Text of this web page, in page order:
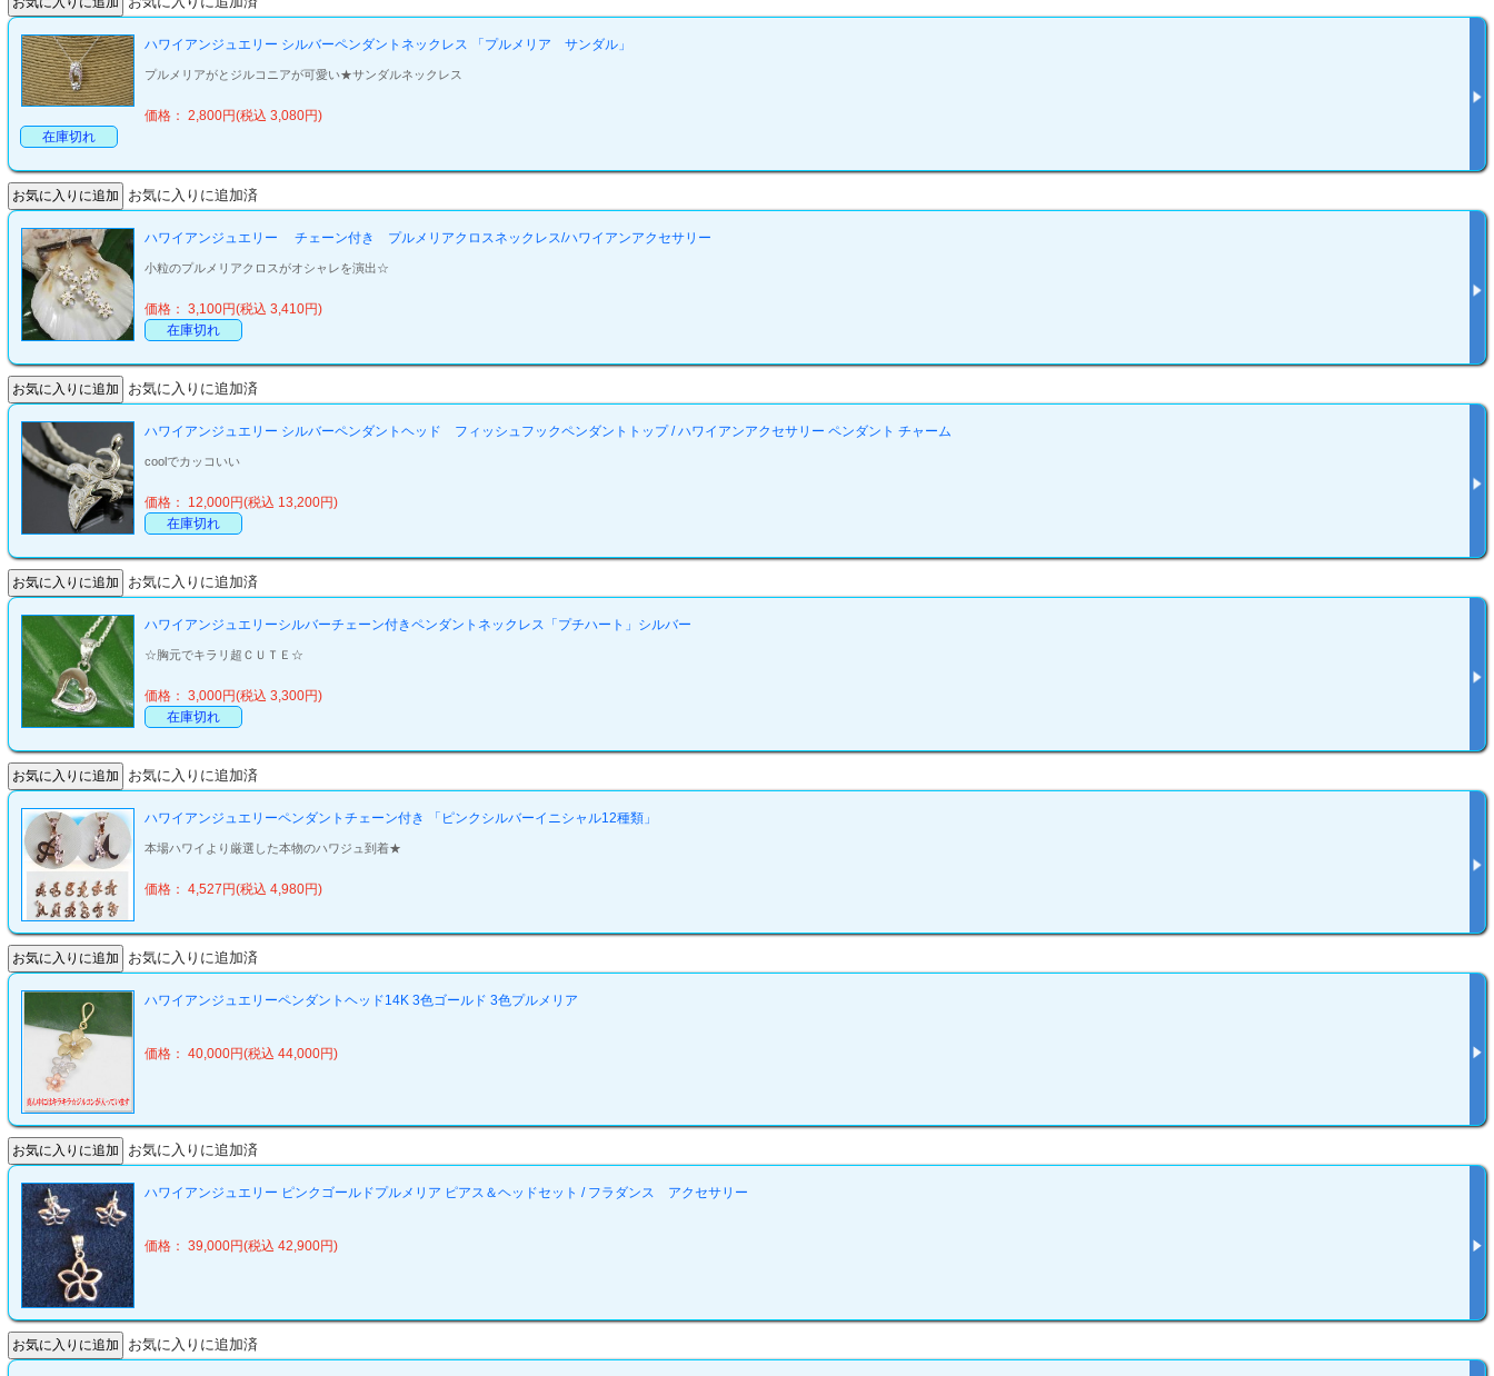
ハワイアンジュエリー シルバーペンダントネックレス 「プルメリア サンダル」
プルメリアがとジルコニアが可愛い★サンダルネックレス
価格： 2,800円(税込 3,080円)
在庫切れ
お気に入りに追加済
ハワイアンジュエリー チェーン付き プルメリアクロスネックレス/ハワイアンアクセサリー
小粒のプルメリアクロスがオシャレを演出☆
価格： 3,100円(税込 3,410円)
在庫切れ
お気に入りに追加済
ハワイアンジュエリー シルバーペンダントヘッド フィッシュフックペンダントトップ / ハワイアンアクセサリー ペンダント チャーム
coolでカッコいい
価格： 12,000円(税込 13,200円)
在庫切れ
お気に入りに追加済
ハワイアンジュエリーシルバーチェーン付きペンダントネックレス「プチハート」シルバー
☆胸元でキラリ超ＣＵＴＥ☆
価格： 3,000円(税込 3,300円)
在庫切れ
お気に入りに追加済
ハワイアンジュエリーペンダントチェーン付き 「ピンクシルバーイニシャル12種類」
本場ハワイより厳選した本物のハワジュ到着★
価格： 4,527円(税込 4,980円)
お気に入りに追加済
ハワイアンジュエリーペンダントヘッド14K 3色ゴールド 3色プルメリア
価格： 40,000円(税込 44,000円)
お気に入りに追加済
ハワイアンジュエリー ピンクゴールドプルメリア ピアス＆ヘッドセット / フラダンス アクセサリー
価格： 39,000円(税込 42,900円)
お気に入りに追加済